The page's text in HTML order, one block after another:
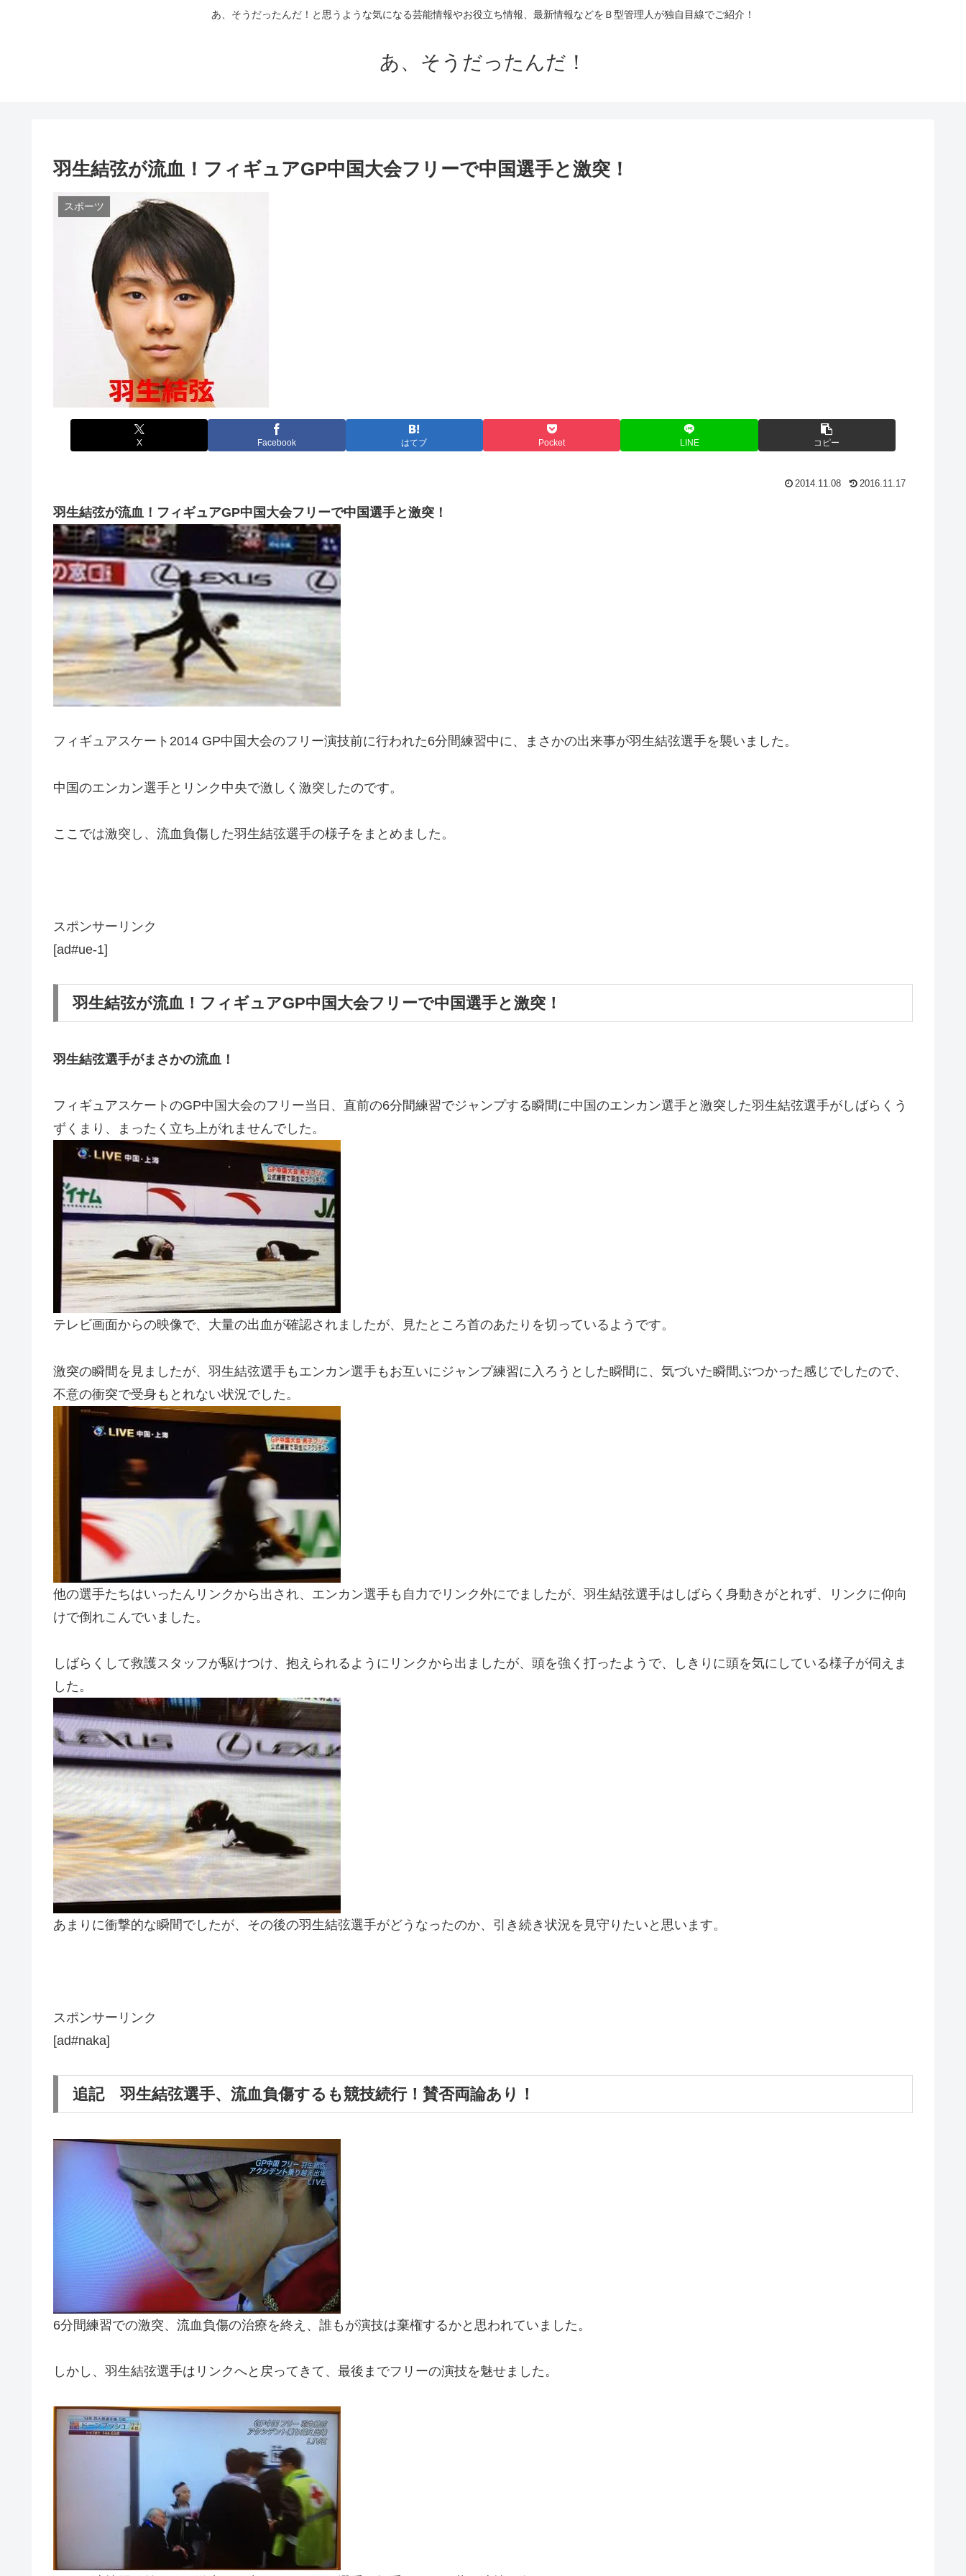
あ、そうだったんだ！と思うような気になる芸能情報やお役立ち情報、最新情報などをＢ型管理人が独自目線でご紹介！
あ、そうだったんだ！
羽生結弦が流血！フィギュアGP中国大会フリーで中国選手と激突！
スポーツ
X Facebook はてブ Pocket LINE コピー
2014.11.08 2016.11.17
羽生結弦が流血！フィギュアGP中国大会フリーで中国選手と激突！
フィギュアスケート2014 GP中国大会のフリー演技前に行われた6分間練習中に、まさかの出来事が羽生結弦選手を襲いました。
中国のエンカン選手とリンク中央で激しく激突したのです。
ここでは激突し、流血負傷した羽生結弦選手の様子をまとめました。
スポンサーリンク
[ad#ue-1]
羽生結弦が流血！フィギュアGP中国大会フリーで中国選手と激突！
羽生結弦選手がまさかの流血！
フィギュアスケートのGP中国大会のフリー当日、直前の6分間練習でジャンプする瞬間に中国のエンカン選手と激突した羽生結弦選手がしばらくう
ずくまり、まったく立ち上がれませんでした。
テレビ画面からの映像で、大量の出血が確認されましたが、見たところ首のあたりを切っているようです。
激突の瞬間を見ましたが、羽生結弦選手もエンカン選手もお互いにジャンプ練習に入ろうとした瞬間に、気づいた瞬間ぶつかった感じでしたので、
不意の衝突で受身もとれない状況でした。
他の選手たちはいったんリンクから出され、エンカン選手も自力でリンク外にでましたが、羽生結弦選手はしばらく身動きがとれず、リンクに仰向
けで倒れこんでいました。
しばらくして救護スタッフが駆けつけ、抱えられるようにリンクから出ましたが、頭を強く打ったようで、しきりに頭を気にしている様子が伺えま
した。
あまりに衝撃的な瞬間でしたが、その後の羽生結弦選手がどうなったのか、引き続き状況を見守りたいと思います。
スポンサーリンク
[ad#naka]
追記 羽生結弦選手、流血負傷するも競技続行！賛否両論あり！
6分間練習での激突、流血負傷の治療を終え、誰もが演技は棄権するかと思われていました。
しかし、羽生結弦選手はリンクへと戻ってきて、最後までフリーの演技を魅せました。